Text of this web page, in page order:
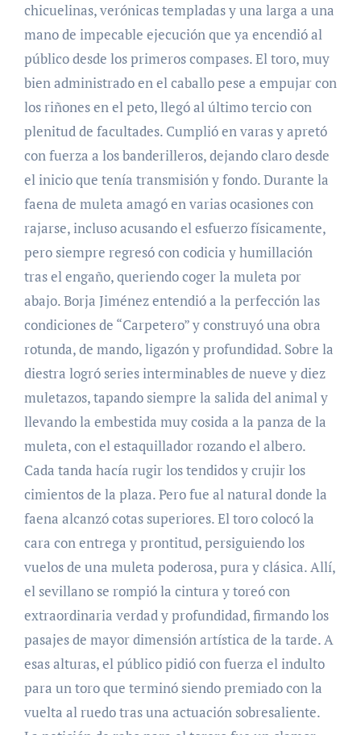
chicuelinas, verónicas templadas y una larga a una
mano de impecable ejecución que ya encendió al
público desde los primeros compases. El toro, muy
bien administrado en el caballo pese a empujar con
los riñones en el peto, llegó al último tercio con
plenitud de facultades. Cumplió en varas y apretó
con fuerza a los banderilleros, dejando claro desde
el inicio que tenía transmisión y fondo. Durante la
faena de muleta amagó en varias ocasiones con
rajarse, incluso acusando el esfuerzo físicamente,
pero siempre regresó con codicia y humillación
tras el engaño, queriendo coger la muleta por
abajo. Borja Jiménez entendió a la perfección las
condiciones de “Carpetero” y construyó una obra
rotunda, de mando, ligazón y profundidad. Sobre la
diestra logró series interminables de nueve y diez
muletazos, tapando siempre la salida del animal y
llevando la embestida muy cosida a la panza de la
muleta, con el estaquillador rozando el albero.
Cada tanda hacía rugir los tendidos y crujir los
cimientos de la plaza. Pero fue al natural donde la
faena alcanzó cotas superiores. El toro colocó la
cara con entrega y prontitud, persiguiendo los
vuelos de una muleta poderosa, pura y clásica. Allí,
el sevillano se rompió la cintura y toreó con
extraordinaria verdad y profundidad, firmando los
pasajes de mayor dimensión artística de la tarde. A
esas alturas, el público pidió con fuerza el indulto
para un toro que terminó siendo premiado con la
vuelta al ruedo tras una actuación sobresaliente.